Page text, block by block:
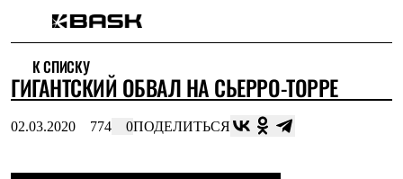
Интернет-магазин
Мужская одежда
Утепленная пухом
Куртки
Брюки
Комбинезоны
К СПИСКУ
ГИГАНТСКИЙ ОБВАЛ НА СЬЕРРО-ТОРРЕ
02.03.2020 774 0ПОДЕЛИТЬСЯ